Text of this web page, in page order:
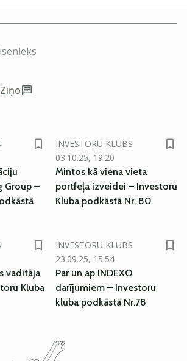
Ziņo
Group –
INVESTORU KLUBS
03.10.25, 19:20
Mintos kā viena vieta
portfeļa izveidei – Investoru
Kluba podkāstā Nr. 80
vadītāja
Kluba
INVESTORU KLUBS
23.09.25, 15:54
Par un ap INDEXO
darījumiem – Investoru
kluba podkāstā Nr.78